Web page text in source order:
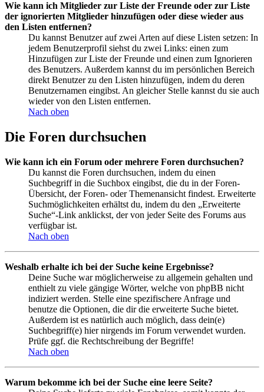
Wie kann ich Mitglieder zur Liste der Freunde oder zur Liste
der ignorierten Mitglieder hinzufügen oder diese wieder aus
den Listen entfernen?
Du kannst Benutzer auf zwei Arten auf diese Listen setzen: In
jedem Benutzerprofil siehst du zwei Links: einen zum
Hinzufügen zur Liste der Freunde und einen zum Ignorieren
des Benutzers. Außerdem kannst du im persönlichen Bereich
direkt Benutzer zu den Listen hinzufügen, indem du deren
Benutzernamen eingibst. An gleicher Stelle kannst du sie auch
wieder von den Listen entfernen.
Nach oben
Die Foren durchsuchen
Wie kann ich ein Forum oder mehrere Foren durchsuchen?
Du kannst die Foren durchsuchen, indem du einen
Suchbegriff in die Suchbox eingibst, die du in der Foren-
Übersicht, der Foren- oder Themenansicht findest. Erweiterte
Suchmöglichkeiten erhältst du, indem du den „Erweiterte
Suche“-Link anklickst, der von jeder Seite des Forums aus
verfügbar ist.
Nach oben
Weshalb erhalte ich bei der Suche keine Ergebnisse?
Deine Suche war möglicherweise zu allgemein gehalten und
enthielt zu viele gängige Wörter, welche von phpBB nicht
indiziert werden. Stelle eine spezifischere Anfrage und
benutze die Optionen, die dir die erweiterte Suche bietet.
Außerdem ist es natürlich auch möglich, dass dein(e)
Suchbegriff(e) hier nirgends im Forum verwendet wurden.
Prüfe ggf. die Rechtschreibung der Begriffe!
Nach oben
Warum bekomme ich bei der Suche eine leere Seite?